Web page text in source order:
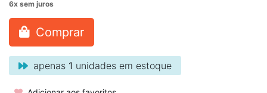
Comprar
apenas 1 unidades em estoque